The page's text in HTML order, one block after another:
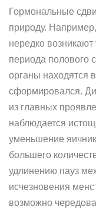
Гормональные
природу.
нередко
периода полового
органы находятся
сформировался.
из главных
наблюдается
уменьшение
большего
удлинению пауз
исчезновения
возможно